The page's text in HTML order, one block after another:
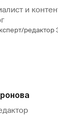
и
редактор